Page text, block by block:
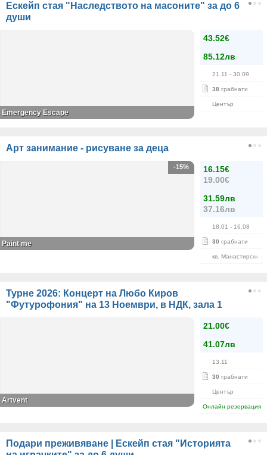
Ескейп стая "Наследството на масоните" за до 6
души
43.52€
85.12лв
21.11 - 30.09
38 грабнати
Център
Emergency Escape
Арт занимание - рисуване за деца
16.15€
19.00€
31.59лв
37.16лв
18.01 - 16.08
30 грабнати
кв. Манастирски
-15%
Paint me
Турне 2026: Концерт на Любо Киров
"Футурофония" на 13 Ноември, в НДК, зала 1
21.00€
41.07лв
13.11
30 грабнати
Център
Онлайн резервация
Artvent
Подари преживяване | Ескейп стая "Историята